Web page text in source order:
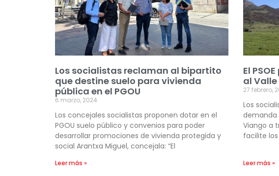
Los socialistas reclaman al bipartito
que destine suelo para vivienda
pública en el PGOU
6 marzo, 2024
Los concejales socialistas proponen dotar en el
PGOU suelo público y convenios para poder
desarrollar promociones de vivienda protegida y
social Arantxa Miguel, concejala: “El
Leer más »
El
al
27 febrero,
Los
demanda
Viango a
facilite los
Leer más »